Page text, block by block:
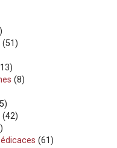
(51)
(8)
(42)
(61)